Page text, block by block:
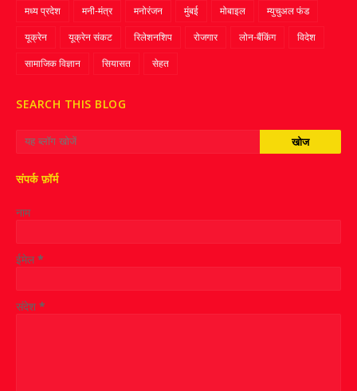
मध्य प्रदेश
मनी-मंत्र मनोरंजन मुंबई मोबाइल
म्‍युचुअल फंड
यूक्रेन
यूक्रेन संकट रिलेशनशिप रोजगार लोन-बैंकिंग
विदेश
सामाजिक विज्ञान
सियासत सेहत
SEARCH THIS BLOG
संपर्क फ़ॉर्म
नाम
ईमेल*
संदेश *